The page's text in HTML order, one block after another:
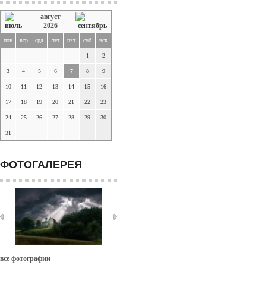
август
2026
пон втр срд чет пят суб вск
1 2
3 4 5 6 7 8 9
10 11 12 13 14 15 16
17 18 19 20 21 22 23
24 25 26 27 28 29 30
31
ФОТОГАЛЕРЕЯ
все фотографии